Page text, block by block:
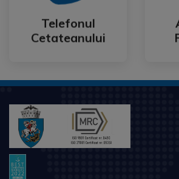
Telefonul
Cetateanului
Telefonul
Cetateanului